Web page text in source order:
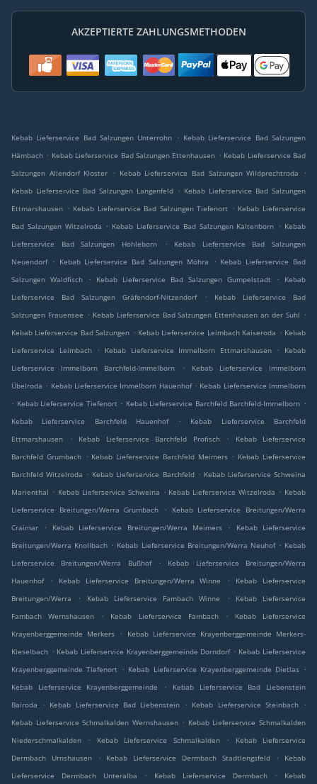
AKZEPTIERTE ZAHLUNGSMETHODEN
Kebab Lieferservice Bad Salzungen Unterrohn . Kebab Lieferservice Bad Salzungen
Hämbach . Kebab Lieferservice Bad Salzungen Ettenhausen . Kebab Lieferservice Bad
Salzungen Allendorf Kloster
. Kebab Lieferservice Bad Salzungen Wildprechtroda
.
Kebab Lieferservice Bad Salzungen Langenfeld . Kebab Lieferservice Bad Salzungen
Ettmarshausen . Kebab Lieferservice Bad Salzungen Tiefenort . Kebab Lieferservice
Bad Salzungen Witzelroda . Kebab Lieferservice Bad Salzungen Kaltenborn . Kebab
Lieferservice Bad Salzungen Hohleborn
.
Kebab Lieferservice Bad Salzungen
Neuendorf
. Kebab Lieferservice Bad Salzungen Möhra . Kebab Lieferservice Bad
Salzungen Waldfisch
. Kebab Lieferservice Bad Salzungen Gumpelstadt .
Kebab
Lieferservice Bad Salzungen Gräfendorf-Nitzendorf
.
Kebab Lieferservice Bad
Salzungen Frauensee . Kebab Lieferservice Bad Salzungen Ettenhausen an der Suhl .
Kebab Lieferservice Bad Salzungen . Kebab Lieferservice Leimbach Kaiseroda . Kebab
Lieferservice Leimbach
. Kebab Lieferservice Immelborn Ettmarshausen .
Kebab
Lieferservice Immelborn Barchfeld-Immelborn
.
Kebab Lieferservice Immelborn
Übelroda . Kebab Lieferservice Immelborn Hauenhof . Kebab Lieferservice Immelborn
. Kebab Lieferservice Tiefenort . Kebab Lieferservice Barchfeld Barchfeld-Immelborn .
Kebab Lieferservice Barchfeld Hauenhof
.
Kebab Lieferservice Barchfeld
Ettmarshausen
. Kebab Lieferservice Barchfeld Profisch .
Kebab Lieferservice
Barchfeld Grumbach . Kebab Lieferservice Barchfeld Meimers . Kebab Lieferservice
Barchfeld Witzelroda . Kebab Lieferservice Barchfeld . Kebab Lieferservice Schweina
Marienthal . Kebab Lieferservice Schweina . Kebab Lieferservice Witzelroda . Kebab
Lieferservice Breitungen/Werra Grumbach
.
Kebab Lieferservice Breitungen/Werra
Craimar
. Kebab Lieferservice Breitungen/Werra Meimers .
Kebab Lieferservice
Breitungen/Werra Knollbach . Kebab Lieferservice Breitungen/Werra Neuhof . Kebab
Lieferservice Breitungen/Werra Bußhof
.
Kebab Lieferservice Breitungen/Werra
Hauenhof
. Kebab Lieferservice Breitungen/Werra Winne .
Kebab Lieferservice
Breitungen/Werra
. Kebab Lieferservice Fambach Winne .
Kebab Lieferservice
Fambach Wernshausen
. Kebab Lieferservice Fambach .
Kebab Lieferservice
Krayenberggemeinde Merkers
.
Kebab Lieferservice Krayenberggemeinde Merkers-
Kieselbach . Kebab Lieferservice Krayenberggemeinde Dorndorf . Kebab Lieferservice
Krayenberggemeinde Tiefenort . Kebab Lieferservice Krayenberggemeinde Dietlas .
Kebab Lieferservice Krayenberggemeinde
.
Kebab Lieferservice Bad Liebenstein
Bairoda
. Kebab Lieferservice Bad Liebenstein . Kebab Lieferservice Steinbach
.
Kebab Lieferservice Schmalkalden Wernshausen . Kebab Lieferservice Schmalkalden
Niederschmalkalden
. Kebab Lieferservice Schmalkalden .
Kebab Lieferservice
Dermbach Urnshausen
. Kebab Lieferservice Dermbach Stadtlengsfeld .
Kebab
Lieferservice Dermbach Unteralba
. Kebab Lieferservice Dermbach . Kebab